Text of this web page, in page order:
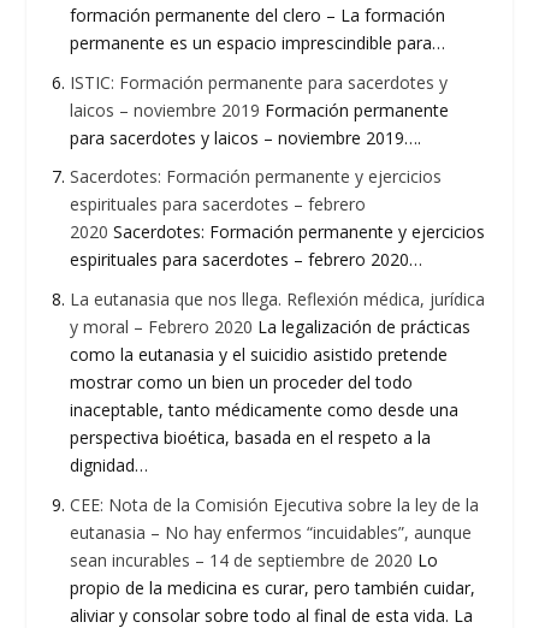
formación permanente del clero – La formación
permanente es un espacio imprescindible para…
ISTIC: Formación permanente para sacerdotes y
laicos – noviembre 2019 Formación permanente
para sacerdotes y laicos – noviembre 2019….
Sacerdotes: Formación permanente y ejercicios
espirituales para sacerdotes – febrero
2020Sacerdotes: Formación permanente y ejercicios
espirituales para sacerdotes – febrero 2020…
La eutanasia que nos llega. Reflexión médica, jurídica
y moral – Febrero 2020 La legalización de prácticas
como la eutanasia y el suicidio asistido pretende
mostrar como un bien un proceder del todo
inaceptable, tanto médicamente como desde una
perspectiva bioética, basada en el respeto a la
dignidad…
CEE: Nota de la Comisión Ejecutiva sobre la ley de la
eutanasia – No hay enfermos “incuidables”, aunque
sean incurables – 14 de septiembre de 2020 Lo
propio de la medicina es curar, pero también cuidar,
aliviar y consolar sobre todo al final de esta vida. La